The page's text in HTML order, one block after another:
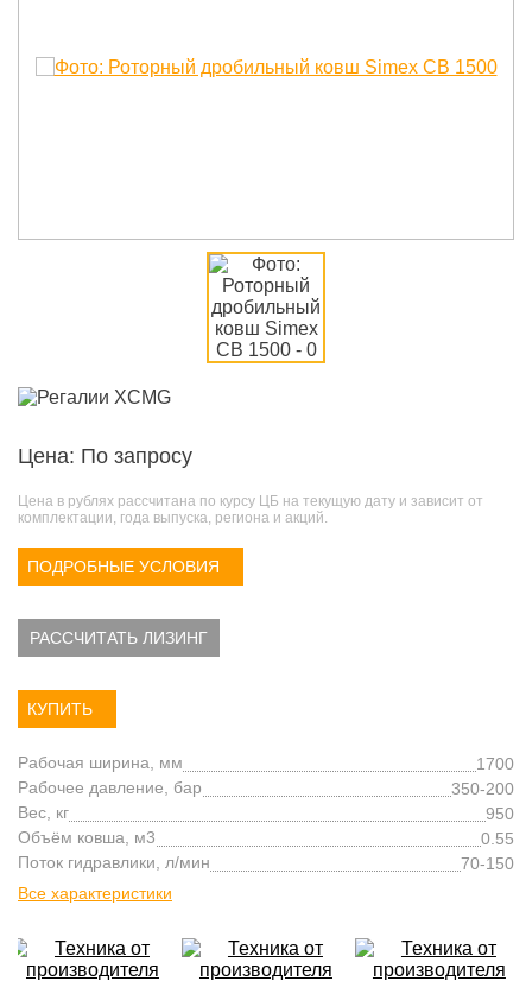
Цена: По запросу
Цена в рублях рассчитана по курсу ЦБ на текущую дату и зависит от
комплектации, года выпуска, региона и акций.
ПОДРОБНЫЕ УСЛОВИЯ
РАССЧИТАТЬ ЛИЗИНГ
КУПИТЬ
Рабочая ширина, мм
1700
Рабочее давление, бар
350-200
Вес, кг
950
Объём ковша, м3
0.55
Поток гидравлики, л/мин
70-150
Все характеристики